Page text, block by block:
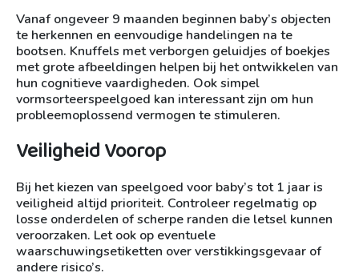
Vanaf ongeveer 9 maanden beginnen baby’s objecten
te herkennen en eenvoudige handelingen na te
bootsen. Knuffels met verborgen geluidjes of boekjes
met grote afbeeldingen helpen bij het ontwikkelen van
hun cognitieve vaardigheden. Ook simpel
vormsorteerspeelgoed kan interessant zijn om hun
probleemoplossend vermogen te stimuleren.
Veiligheid Voorop
Bij het kiezen van speelgoed voor baby’s tot 1 jaar is
veiligheid altijd prioriteit. Controleer regelmatig op
losse onderdelen of scherpe randen die letsel kunnen
veroorzaken. Let ook op eventuele
waarschuwingsetiketten over verstikkingsgevaar of
andere risico’s.